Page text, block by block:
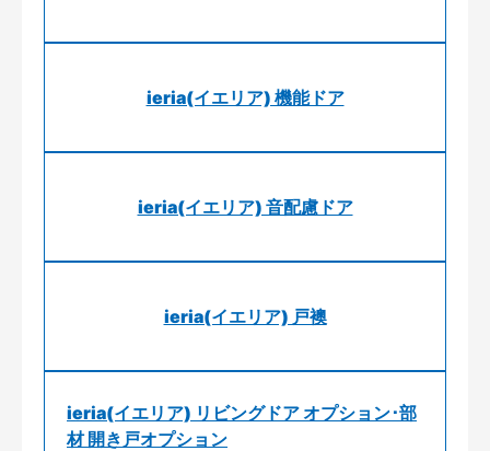
ieria(イエリア) 機能ドア
ieria(イエリア) 音配慮ドア
ieria(イエリア) 戸襖
ieria(イエリア) リビングドア オプション･部
材 開き戸オプション